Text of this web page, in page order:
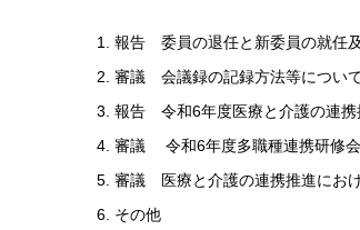
報告 委員の退任と新委員の就任
審議 会議録の記録方法等につい
報告 令和6年度医療と介護の連携
審議 令和6年度多職種連携研修
審議 医療と介護の連携推進にお
その他